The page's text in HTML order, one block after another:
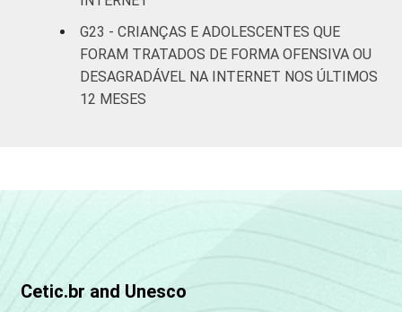
G23 - CRIANÇAS E ADOLESCENTES QUE
FORAM TRATADOS DE FORMA OFENSIVA OU
DESAGRADÁVEL NA INTERNET NOS ÚLTIMOS
12 MESES
Cetic.br and Unesco